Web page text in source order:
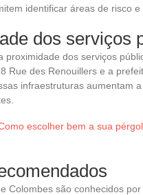
identificar áreas de risco e
dos serviços
proximidade dos serviços
Rue des Renouillers e a
infraestruturas aumentam
escolher bem a sua
Colombes são conhecidos